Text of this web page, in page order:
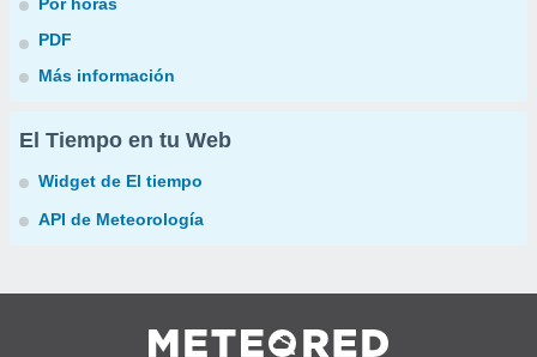
PDF
Más información
El Tiempo en tu Web
Widget de El tiempo
API de Meteorología